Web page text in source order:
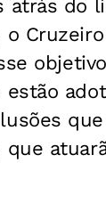
atrás do
o
que